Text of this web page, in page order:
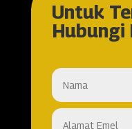
Untuk
Hubungi